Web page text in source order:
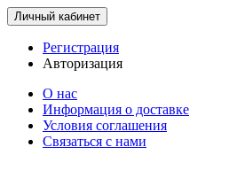
Личный кабинет
Регистрация
Авторизация
О нас
Информация о доставке
Условия соглашения
Связаться с нами